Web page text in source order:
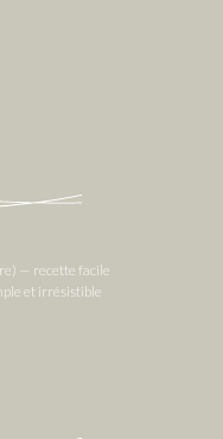
— recette facile
et irrésistible